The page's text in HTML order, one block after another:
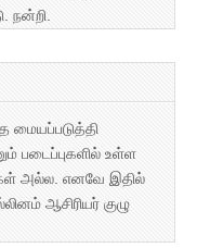
நன்றி.
மையப்படுத்தி
படைப்புகளில் உள்ள
அல்ல. எனவே இதில்
ஆசிரியர் குழு